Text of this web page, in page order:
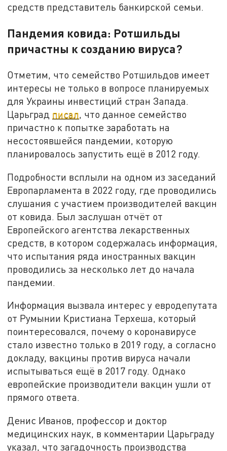
средств представитель банкирской семьи.
Пандемия ковида: Ротшильды
причастны к созданию вируса?
Отметим, что семейство Ротшильдов имеет
интересы не только в вопросе планируемых
для Украины инвестиций стран Запада.
Царьград писал, что данное семейство
причастно к попытке заработать на
несостоявшейся пандемии, которую
планировалось запустить ещё в 2012 году.
Подробности всплыли на одном из заседаний
Европарламента в 2022 году, где проводились
слушания с участием производителей вакцин
от ковида. Был заслушан отчёт от
Европейского агентства лекарственных
средств, в котором содержалась информация,
что испытания ряда иностранных вакцин
проводились за несколько лет до начала
пандемии.
Информация вызвала интерес у евродепутата
от Румынии Кристиана Терхеша, который
поинтересовался, почему о коронавирусе
стало известно только в 2019 году, а согласно
докладу, вакцины против вируса начали
испытываться ещё в 2017 году. Однако
европейские производители вакцин ушли от
прямого ответа.
Денис Иванов, профессор и доктор
медицинских наук, в комментарии Царьграду
указал, что загадочность производства